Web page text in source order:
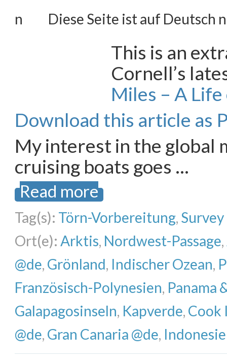
Diese Seite ist auf Deutsch
This is an
Cornell’s
Miles – A
Download this article as
My interest in the global
cruising boats goes …
Read more
Tag(s): Törn-Vorbereitung, Survey
Ort(e): Arktis, Nordwest-Passage,
@de, Grönland, Indischer Ozean,
Französisch-Polynesien, Panama
Galapagosinseln, Kapverde, Cook
@de, Gran Canaria @de,